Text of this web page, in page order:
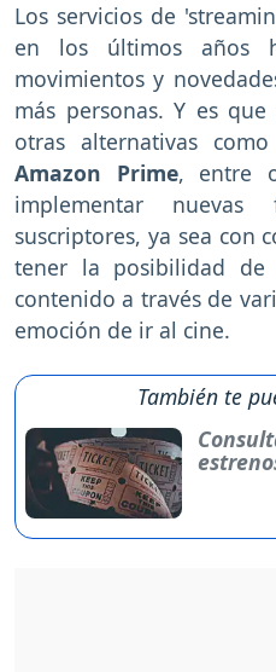
Los servicios de
en los últimos años
movimientos y
más personas. Y es
otras alternativas como
Amazon Prime, entre
implementar
suscriptores, ya sea con
tener la posibilidad
contenido a través de
emoción de ir al cine.
También te